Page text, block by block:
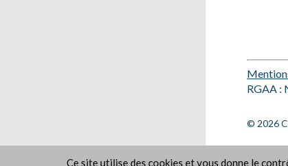
Ce site utilise des cookies et vous donne le
RGAA :
© 2026